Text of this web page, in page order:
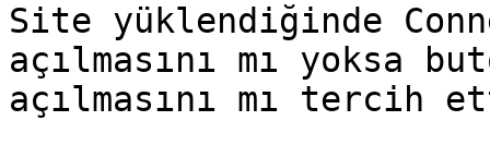
Site yüklendiğinde
açılmasını mı yoksa
açılmasını mı